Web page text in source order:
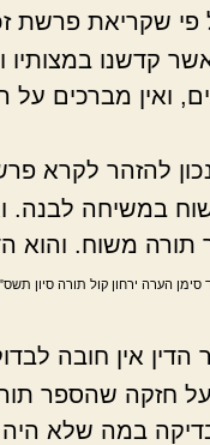
שקריאת פרשת
קדשנו
ואין מברכים על
להזהר לקרא
במשיחה לבנה.
תורה משוח. והוא
הערה ירחון קול תורה סיון
הדין אין חובה
חזקה שהספר
במה שלא היה